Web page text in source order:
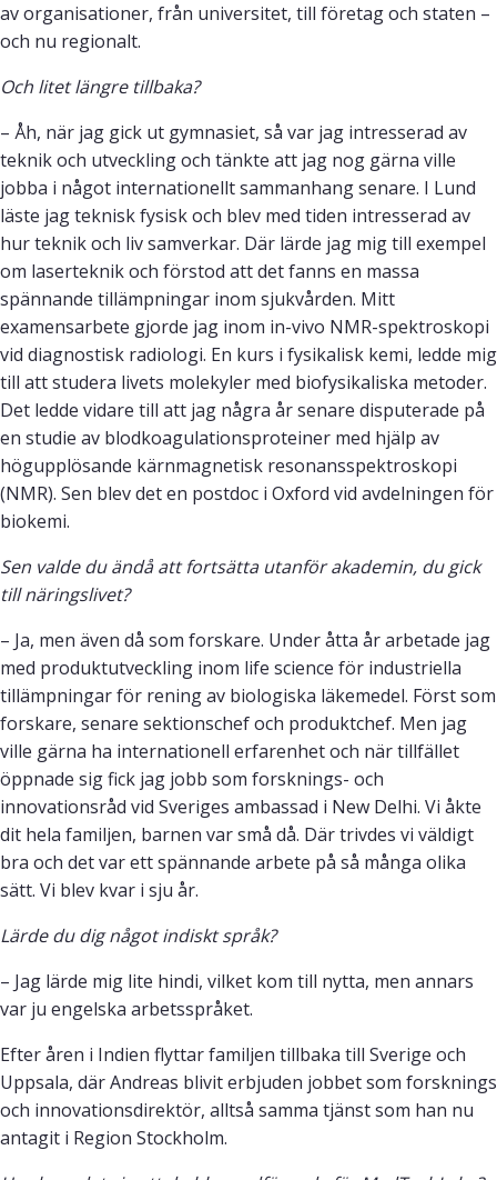
av organisationer, från universitet, till företag och staten –
och nu regionalt.
Och litet längre tillbaka?
– Åh, när jag gick ut gymnasiet, så var jag intresserad av
teknik och utveckling och tänkte att jag nog gärna ville
jobba i något internationellt sammanhang senare. I Lund
läste jag teknisk fysisk och blev med tiden intresserad av
hur teknik och liv samverkar. Där lärde jag mig till exempel
om laserteknik och förstod att det fanns en massa
spännande tillämpningar inom sjukvården. Mitt
examensarbete gjorde jag inom in-vivo NMR-spektroskopi
vid diagnostisk radiologi. En kurs i fysikalisk kemi, ledde mig
till att studera livets molekyler med biofysikaliska metoder.
Det ledde vidare till att jag några år senare disputerade på
en studie av blodkoagulationsproteiner med hjälp av
högupplösande kärnmagnetisk resonansspektroskopi
(NMR). Sen blev det en postdoc i Oxford vid avdelningen för
biokemi.
Sen valde du ändå att fortsätta utanför akademin, du gick
till näringslivet?
– Ja, men även då som forskare. Under åtta år arbetade jag
med produktutveckling inom life science för industriella
tillämpningar för rening av biologiska läkemedel. Först som
forskare, senare sektionschef och produktchef. Men jag
ville gärna ha internationell erfarenhet och när tillfället
öppnade sig fick jag jobb som forsknings- och
innovationsråd vid Sveriges ambassad i New Delhi. Vi åkte
dit hela familjen, barnen var små då. Där trivdes vi väldigt
bra och det var ett spännande arbete på så många olika
sätt. Vi blev kvar i sju år.
Lärde du dig något indiskt språk?
– Jag lärde mig lite hindi, vilket kom till nytta, men annars
var ju engelska arbetsspråket.
Efter åren i Indien flyttar familjen tillbaka till Sverige och
Uppsala, där Andreas blivit erbjuden jobbet som forsknings
och innovationsdirektör, alltså samma tjänst som han nu
antagit i Region Stockholm.